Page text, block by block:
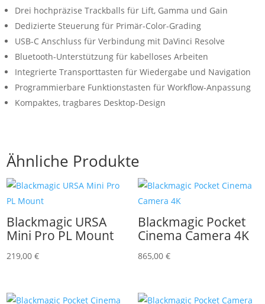
Drei hochpräzise Trackballs für Lift, Gamma und Gain
Dedizierte Steuerung für Primär-Color-Grading
USB-C Anschluss für Verbindung mit DaVinci Resolve
Bluetooth-Unterstützung für kabelloses Arbeiten
Integrierte Transporttasten für Wiedergabe und Navigation
Programmierbare Funktionstasten für Workflow-Anpassung
Kompaktes, tragbares Desktop-Design
Ähnliche Produkte
Blackmagic URSA
Mini Pro PL Mount
219,00€
Blackmagic Pocket
Cinema Camera 4K
865,00 €